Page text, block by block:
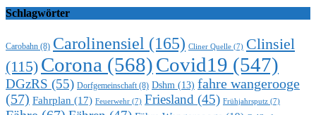
Schlagwörter
Carobahn (8) Carolinensiel (165) Cliner Quelle (7) Clinsiel
(115) Corona (568)Covid19 (547)
DGzRS (55) Dorfgemeinschaft(8) Dshm (13) fahre wangerooge
(57) Fahrplan (17) Feuerwehr (7) Friesland (45) Frühjahrsputz (7)